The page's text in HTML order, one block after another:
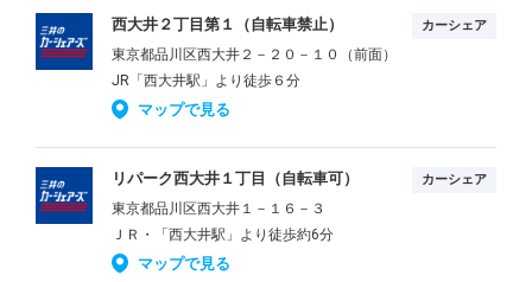
西大井２丁目第１（自転車禁止） カーシェア
東京都品川区西大井２－２０－１０（前面）
JR「西大井駅」より徒歩６分
マップで見る
リパーク西大井１丁目（自転車可） カーシェア
東京都品川区西大井１－１６－３
ＪＲ・「西大井駅」より徒歩約6分
マップで見る